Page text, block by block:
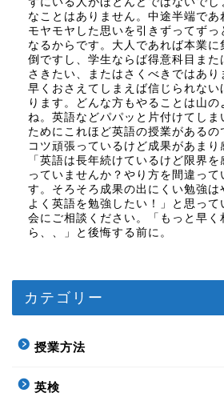
なことはありません。中途半端であ
モヤモヤした思いを引きずってずっ
なるからです。大人であれば本業
倒ですし、学生ならば得意科目また
さきたい、またはさくべきではあり
早くおさえてしまえば信じられない
ります。どんな方もやることは山の
ね。英語などパパッと片付けてしま
ためにこれほど英語の授業があるの
コツ頑張っているけど成果があまり
「英語は長年続けているけど限界
っていませんか？やり方を間違って
す。そろそろ成果の出にくい勉強は
よく英語を勉強したい！」と思っ
会にご相談ください。「もっと早く
ら、、」と後悔する前に。
カテゴリー
授業方法
英検